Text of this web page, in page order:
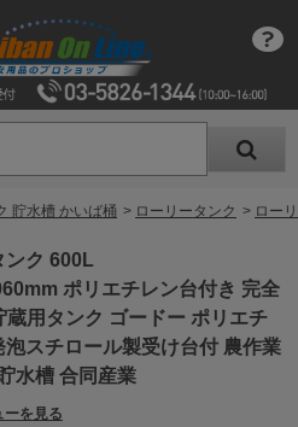
貯水槽 かいば桶 > ローリータンク > ロー
ンク 600L
ポリエチレン台付き 完全
用タンク ゴードー ポリエチ
スチロール製受け台付 農作業
水槽 合同産業
ーを見る